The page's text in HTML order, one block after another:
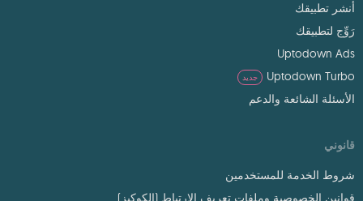
أنشر تطبيقك
رَوِّج لتطبيقك
Uptodown Ads
Uptodown Turbo
جديد
الأسئلة الشائعة والدعم
قانوني
شروط الخدمة للمستخدمين
قوانين الخصوصية وملفات تعريف الارتباط (الكوكيز)